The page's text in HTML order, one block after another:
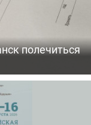
полечиться